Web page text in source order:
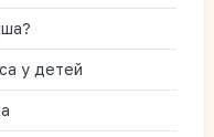
у детей